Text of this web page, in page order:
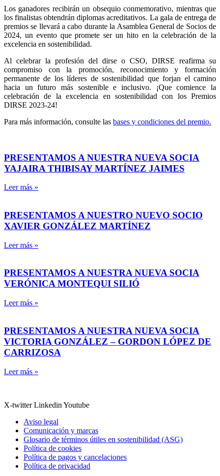
Los ganadores recibirán un obsequio conmemorativo, mientras que
los finalistas obtendrán diplomas acreditativos. La gala de entrega de
premios se llevará a cabo durante la Asamblea General de Socios de
2024, un evento que promete ser un hito en la celebración de la
excelencia en sostenibilidad.
Al celebrar la profesión del dirse o CSO, DIRSE reafirma su
compromiso con la promoción, reconocimiento y formación
permanente de los líderes de sostenibilidad que forjan el camino
hacia un futuro más sostenible e inclusivo. ¡Que comience la
celebración de la excelencia en sostenibilidad con los Premios
DIRSE 2023-24!
Para más información, consulte las bases y condiciones del premio.
PRESENTAMOS A NUESTRA NUEVA SOCIA
YAJAIRA THIBISAY MARTÍNEZ JAIMES
Leer más »
PRESENTAMOS A NUESTRO NUEVO SOCIO
XAVIER GONZÁLEZ MARTÍNEZ
Leer más »
PRESENTAMOS A NUESTRA NUEVA SOCIA
VERÓNICA MONTEQUI SILIÓ
Leer más »
PRESENTAMOS A NUESTRA NUEVA SOCIA
VICTORIA GONZÁLEZ – GORDON LÓPEZ DE
CARRIZOSA
Leer más »
X-twitter Linkedin Youtube
Aviso legal
Comunicación y marcas
Glosario de términos útiles en sostenibilidad (ASG)
Política de cookies
Política de pagos y cancelaciones
Política de privacidad